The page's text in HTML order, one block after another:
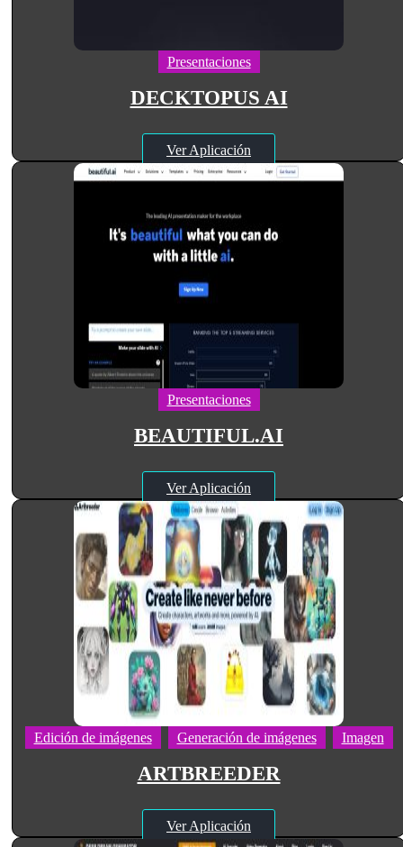
Presentaciones
DECKTOPUS AI
Ver Aplicación
Presentaciones
BEAUTIFUL.AI
Ver Aplicación
Edición de imágenes Generación de imágenes Imagen
ARTBREEDER
Ver Aplicación